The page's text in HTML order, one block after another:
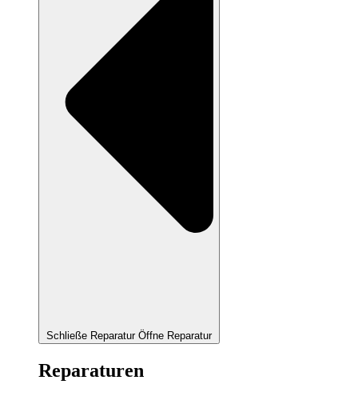
Schließe Reparatur Öffne Reparatur
Reparaturen